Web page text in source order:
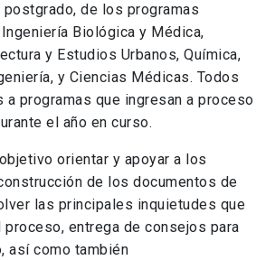
de los programas
Biológica y Médica,
y Estudios Urbanos, Química,
y Ciencias Médicas. Todos
programas que ingresan a proceso
el año en curso.
orientar y apoyar a los
de los documentos de
las principales inquietudes que
proceso, entrega de consejos para
así como también